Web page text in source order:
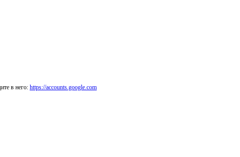
в него: https://accounts.google.com